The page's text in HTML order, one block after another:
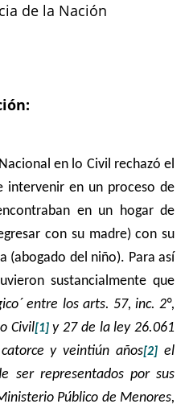
de la Nación
en lo Civil rechazó el
intervenir en un proceso de
en un hogar de
con su madre) con su
(abogado del niño). Para así
sustancialmente que
entre los arts. 57, inc. 2°,
Civil[1]y 27 de la ley 26.061
y veintiún años[2] el
ser representados por sus
Público de Menores,